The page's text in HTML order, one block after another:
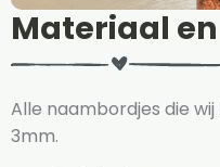
Materiaal
Alle naambordjes die
3mm.